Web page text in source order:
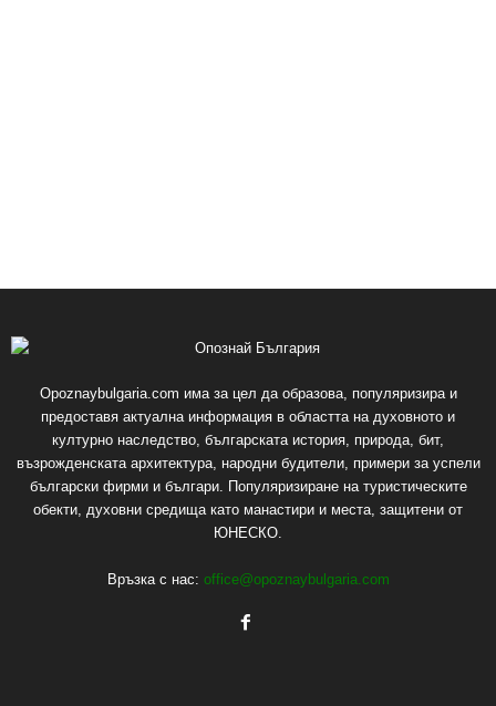
Opoznaybulgaria.com има за цел да образова, популяризира и
предоставя актуална информация в областта на духовното и
културно наследство, българската история, природа, бит,
възрожденската архитектура, народни будители, примери за успели
български фирми и българи. Популяризиране на туристическите
обекти, духовни средища като манастири и места, защитени от
ЮНЕСКО.
Връзка с нас: office@opoznaybulgaria.com